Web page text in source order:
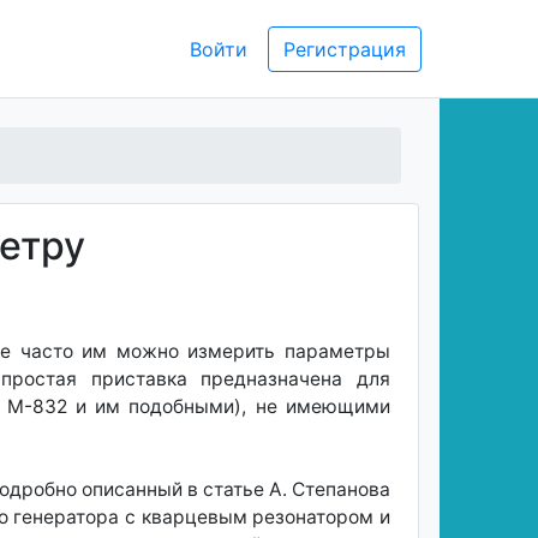
Войти Регистрация
часто им можно измерить параметры
приставка предназначена для
М-832 и им подобными), не имеющими
описанный в статье А. Степанова
с кварцевым резонатором и